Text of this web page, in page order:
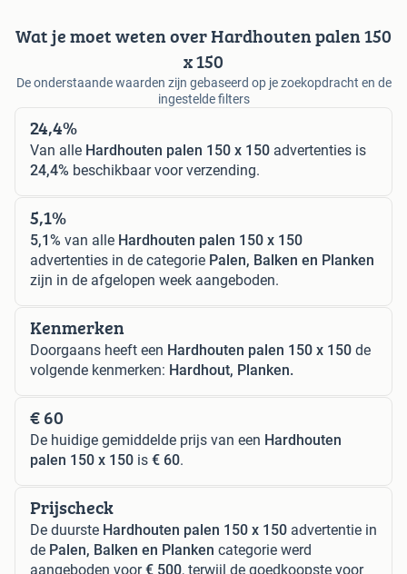
Wat je moet weten over Hardhouten palen 150
x 150
De onderstaande waarden zijn gebaseerd op je zoekopdracht en de
ingestelde filters
24,4%
Van alle Hardhouten palen 150 x 150 advertenties is
24,4% beschikbaar voor verzending.
5,1%
5,1% van alle Hardhouten palen 150 x 150
advertenties in de categorie Palen, Balken en Planken
zijn in de afgelopen week aangeboden.
Kenmerken
Doorgaans heeft een Hardhouten palen 150 x 150 de
volgende kenmerken: Hardhout, Planken.
€ 60
De huidige gemiddelde prijs van een Hardhouten
palen 150 x 150 is € 60.
Prijscheck
De duurste Hardhouten palen 150 x 150 advertentie in
de Palen, Balken en Planken categorie werd
aangeboden voor€ 500, terwijl de goedkoopste voor